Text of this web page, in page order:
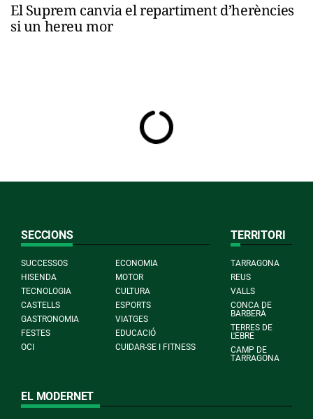
El Suprem canvia el repartiment d’herències
si un hereu mor
SECCIONS
SUCCESSOS
ECONOMIA
HISENDA
MOTOR
TECNOLOGIA
CULTURA
CASTELLS
ESPORTS
GASTRONOMIA
VIATGES
FESTES
EDUCACIÓ
OCI
CUIDAR-SE I FITNESS
TERRITORI
TARRAGONA
REUS
VALLS
CONCA DE
BARBERÀ
TERRES DE
L'EBRE
CAMP DE
TARRAGONA
EL MODERNET